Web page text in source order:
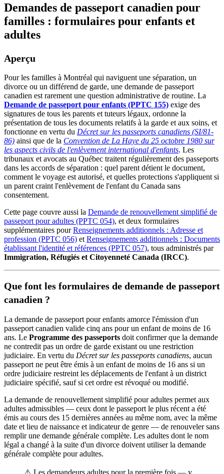
Demandes de passeport canadien pour
familles : formulaires pour enfants et
adultes
Aperçu
Pour les familles à Montréal qui naviguent une séparation, un
divorce ou un différend de garde, une demande de passeport
canadien est rarement une question administrative de routine. La
Demande de passeport pour enfants (PPTC 155) exige des
signatures de tous les parents et tuteurs légaux, ordonne la
présentation de tous les documents relatifs à la garde et aux soins, et
fonctionne en vertu du Décret sur les passeports canadiens (SI/81-
86) ainsi que de la Convention de La Haye du 25 octobre 1980 sur
les aspects civils de l'enlèvement international d'enfants. Les
tribunaux et avocats au Québec traitent régulièrement des passeports
dans les accords de séparation : quel parent détient le document,
comment le voyage est autorisé, et quelles protections s'appliquent si
un parent craint l'enlèvement de l'enfant du Canada sans
consentement.
Cette page couvre aussi la Demande de renouvellement simplifié de
passeport pour adultes (PPTC 054), et deux formulaires
supplémentaires pourRenseignements additionnels : Adresse et
profession (PPTC 056) etRenseignements additionnels : Documents
établissant l'identité et références (PPTC 057), tous administrés par
Immigration, Réfugiés et Citoyenneté Canada (IRCC).
Que font les formulaires de demande de passeport
canadien ?
La demande de passeport pour enfants amorce l'émission d'un
passeport canadien valide cinq ans pour un enfant de moins de 16
ans. Le Programme des passeports doit confirmer que la demande
ne contredit pas un ordre de garde existant ou une restriction
judiciaire. En vertu du Décret sur les passeports canadiens, aucun
passeport ne peut être émis à un enfant de moins de 16 ans si un
ordre judiciaire restreint les déplacements de l'enfant à un district
judiciaire spécifié, sauf si cet ordre est révoqué ou modifié.
La demande de renouvellement simplifié pour adultes permet aux
adultes admissibles — ceux dont le passeport le plus récent a été
émis au cours des 15 dernières années au même nom, avec la même
date et lieu de naissance et indicateur de genre — de renouveler sans
remplir une demande générale complète. Les adultes dont le nom
légal a changé à la suite d'un divorce doivent utiliser la demande
générale complète pour adultes.
⚠️ Les demandeurs adultes pour la première fois — y